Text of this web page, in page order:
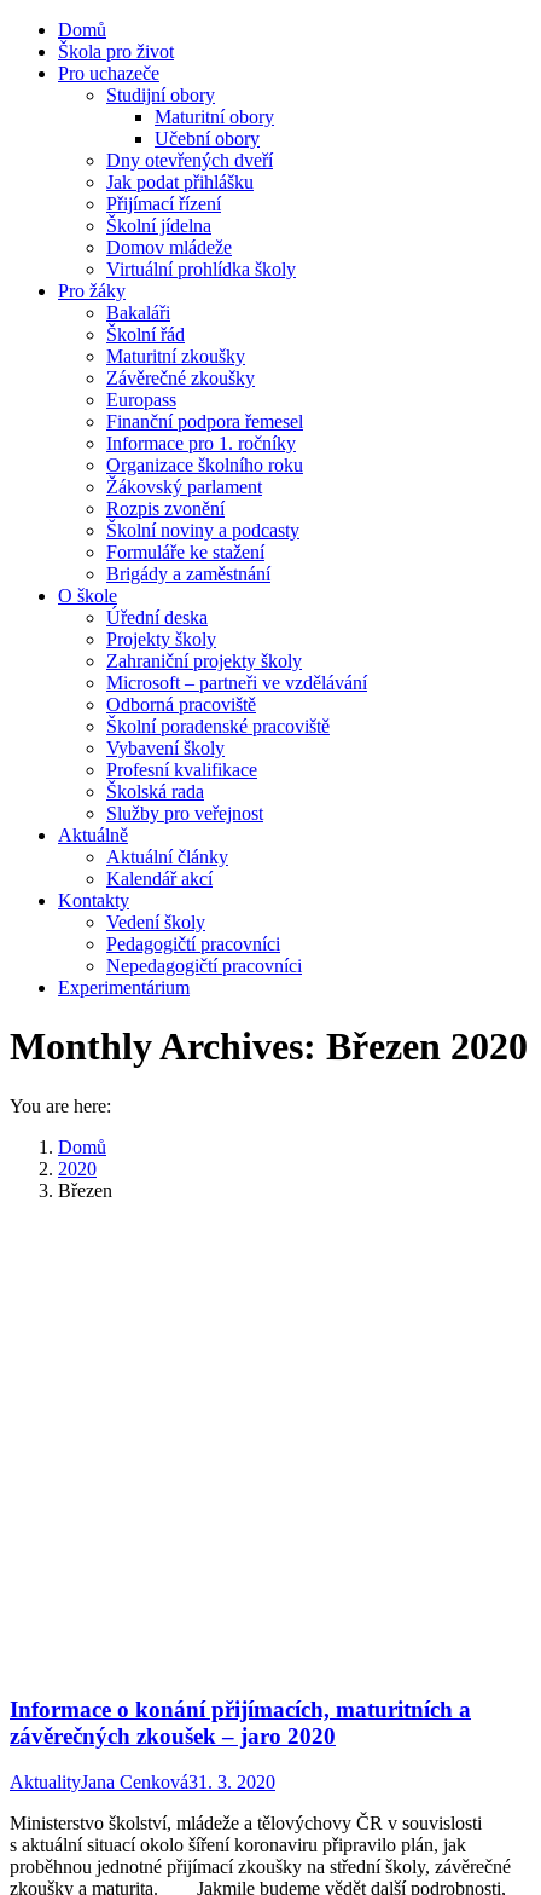
Domů
Škola pro život
Pro uchazeče
Studijní obory
Maturitní obory
Učební obory
Dny otevřených dveří
Jak podat přihlášku
Přijímací řízení
Školní jídelna
Domov mládeže
Virtuální prohlídka školy
Pro žáky
Bakaláři
Školní řád
Maturitní zkoušky
Závěrečné zkoušky
Europass
Finanční podpora řemesel
Informace pro 1. ročníky
Organizace školního roku
Žákovský parlament
Rozpis zvonění
Školní noviny a podcasty
Formuláře ke stažení
Brigády a zaměstnání
O škole
Úřední deska
Projekty školy
Zahraniční projekty školy
Microsoft – partneři ve vzdělávání
Odborná pracoviště
Školní poradenské pracoviště
Vybavení školy
Profesní kvalifikace
Školská rada
Služby pro veřejnost
Aktuálně
Aktuální články
Kalendář akcí
Kontakty
Vedení školy
Pedagogičtí pracovníci
Nepedagogičtí pracovníci
Experimentárium
Monthly Archives: Březen 2020
You are here:
Domů
2020
Březen
Informace o konání přijímacích, maturitních a
závěrečných zkoušek – jaro 2020
AktualityJana Cenková31. 3. 2020
Ministerstvo školství, mládeže a tělovýchovy ČR v souvislosti
s aktuální situací okolo šíření koronaviru připravilo plán, jak
proběhnou jednotné přijímací zkoušky na střední školy, závěrečné
zkoušky a maturita. Jakmile budeme vědět další podrobnosti,